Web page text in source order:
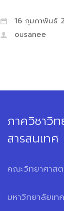
16 กุมภาพันธ์
ousanee
ภาควิชาวิ
สารสนเทศ
คณะวิทยาศาส
มหาวิทยาลัยเท